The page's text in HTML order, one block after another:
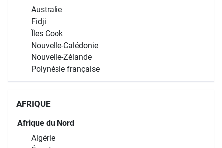
Australie
Fidji
Îles Cook
Nouvelle-Calédonie
Nouvelle-Zélande
Polynésie française
AFRIQUE
Afrique du Nord
Algérie